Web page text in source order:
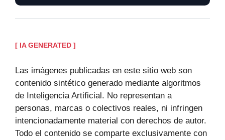
[ IA GENERATED ]
Las imágenes publicadas en este sitio web son
contenido sintético generado mediante algoritmos
de Inteligencia Artificial. No representan a
personas, marcas o colectivos reales, ni infringen
intencionadamente material con derechos de autor.
Todo el contenido se comparte exclusivamente con